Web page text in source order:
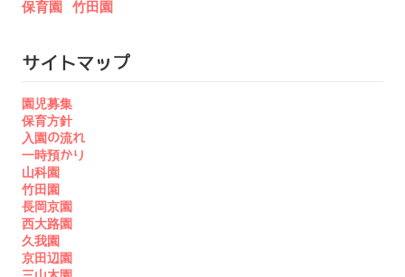
保育園 竹田園
サイトマップ
園児募集
保育方針
入園の流れ
一時預かり
山科園
竹田園
長岡京園
西大路園
久我園
京田辺園